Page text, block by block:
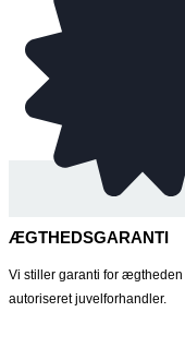
ÆGTHEDSGARANTI
Vi stiller garanti for ægtheden
autoriseret juvelforhandler.